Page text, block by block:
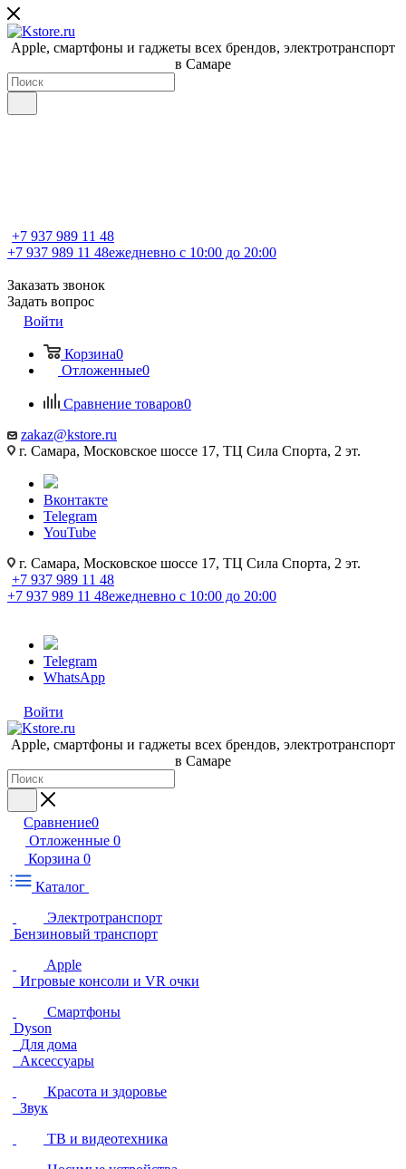
Apple, cмартфоны и гаджеты всех брендов, электротранспорт
в Самаре
+7 937 989 11 48
+7 937 989 11 48ежедневно с 10:00 до 20:00
Заказать звонок
Задать вопрос
Войти
Корзина0
Отложенные0
Сравнение товаров0
zakaz@kstore.ru
г. Самара, Московское шоссе 17, ТЦ Сила Спорта, 2 эт.
Вконтакте
Telegram
YouTube
г. Самара, Московское шоссе 17, ТЦ Сила Спорта, 2 эт.
+7 937 989 11 48
+7 937 989 11 48ежедневно с 10:00 до 20:00
Telegram
WhatsApp
Войти
Apple, cмартфоны и гаджеты всех брендов, электротранспорт
в Самаре
Сравнение0
Отложенные 0
Корзина 0
Каталог
Электротранспорт
Бензиновый транспорт
Apple
Игровые консоли и VR очки
Смартфоны
Dyson
Для дома
Аксессуары
Красота и здоровье
Звук
ТВ и видеотехника